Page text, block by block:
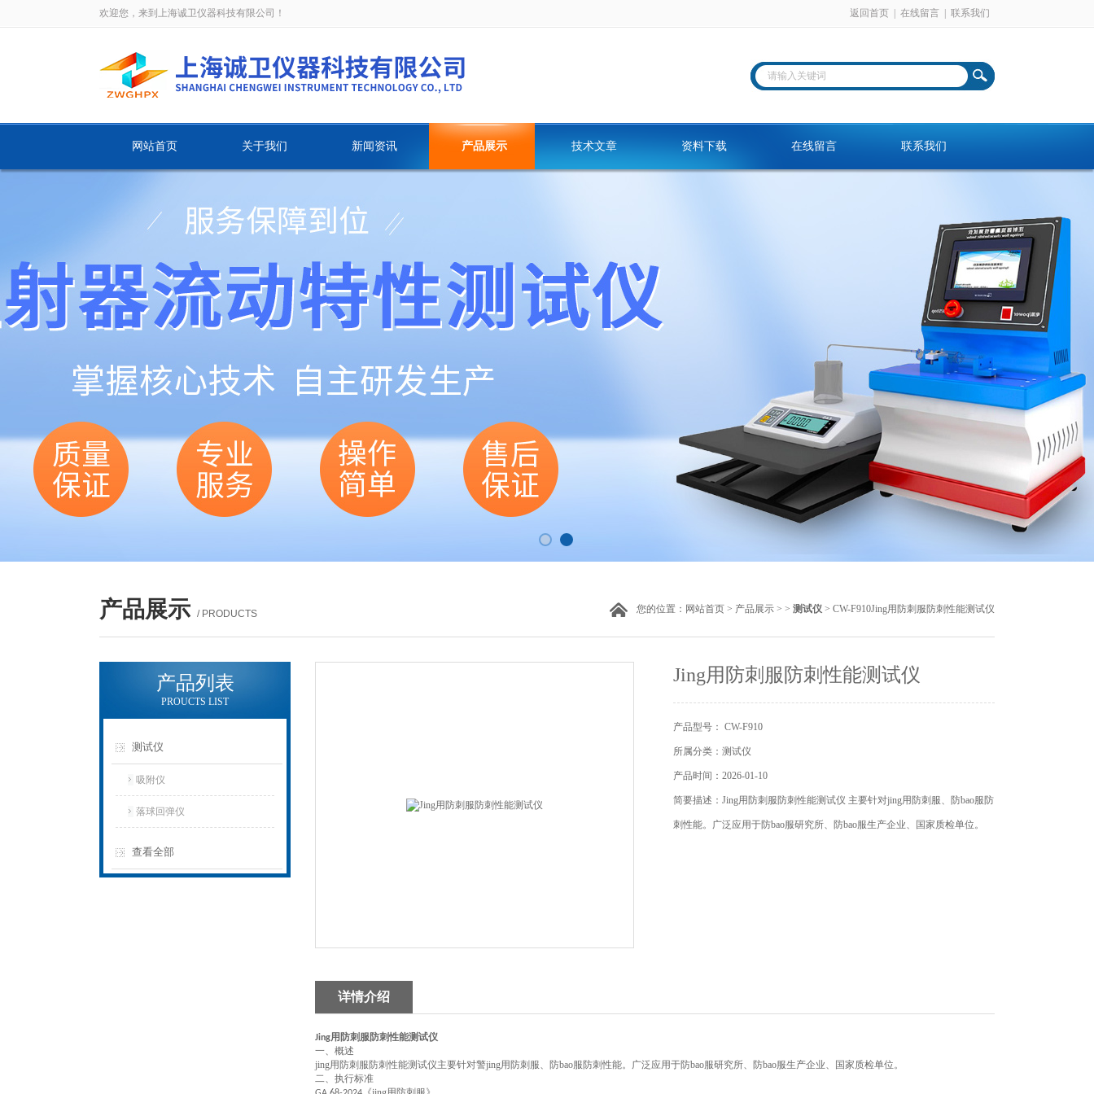
欢迎您，来到上海诚卫仪器科技有限公司！ 返回首页 在线留言 联系我们
网站首页 关于我们 新闻资讯 产品展示 技术文章 资料下载 在线留言 联系我们
产品展示 / PRODUCTS 您的位置： 网站首页 > 产品展示 > > 测试仪 > CW-F910Jing用防刺服防刺性能测试仪
产品列表
PROUCTS LIST
测试仪
吸附仪
落球回弹仪
查看全部
Jing用防刺服防刺性能测试仪
产品型号： CW-F910
所属分类：测试仪
产品时间：2026-01-10
简要描述：Jing用防刺服防刺性能测试仪 主要针对jing用防刺服、防bao服防
刺性能。广泛应用于防bao服研究所、防bao服生产企业、国家质检单位。
详情介绍
Jing用防刺服防刺性能测试仪
一、 概述
jing用防刺服防刺性能测试仪主要针对警jing用防刺服、防bao服防刺性能。广泛应用于防bao服研究所、防bao服生产企业、国家质检单位。
二、执行标准